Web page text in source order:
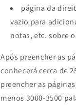
página da
vazio para
notas, etc. sobre
Após preencher as
conhecerá cerca de
preencher as
menos 3000-3500